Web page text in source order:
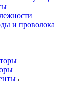
и проволока